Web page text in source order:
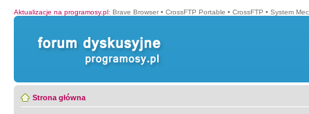
Aktualizacje na programosy.pl: Brave Browser • CrossFTP Portable • CrossFTP • System
Strona główna